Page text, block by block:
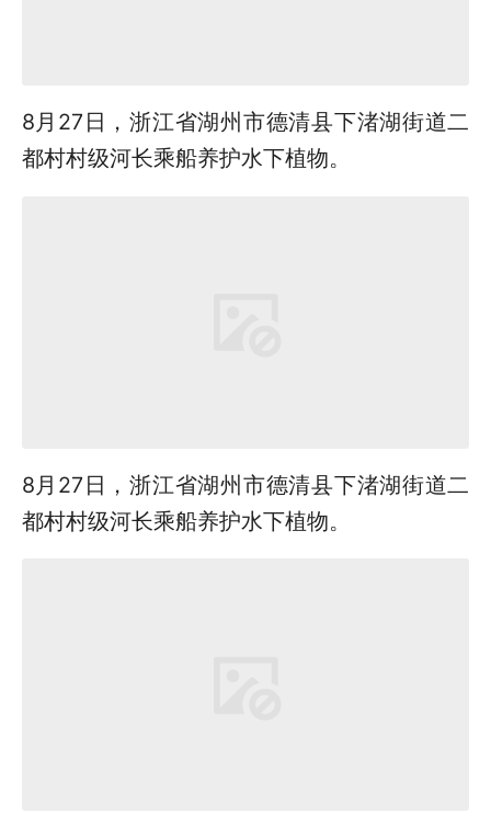
8月27日，浙江省湖州市德清县下渚湖街道二
都村村级河长乘船养护水下植物。
8月27日，浙江省湖州市德清县下渚湖街道二
都村村级河长乘船养护水下植物。